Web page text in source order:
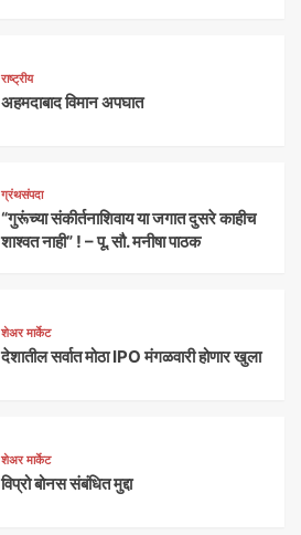
राष्ट्रीय
अहमदाबाद विमान अपघात
ग्रंथसंपदा
“गुरूंच्या संकीर्तनाशिवाय या जगात दुसरे काहीच
शाश्वत नाही” ! – पू. सौ. मनीषा पाठक
शेअर मार्केट
देशातील सर्वात मोठा IPO मंगळवारी होणार खुला
शेअर मार्केट
विप्रो बोनस संबंधित मुद्दा